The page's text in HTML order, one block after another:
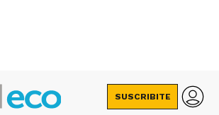
SUSCRIBITE